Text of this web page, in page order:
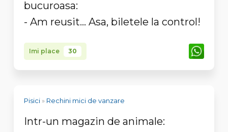
bucuroasa:
- Am reusit... Asa, biletele la control!
Imi place 30
Pisici» Rechini mici de vanzare
Intr-un magazin de animale: